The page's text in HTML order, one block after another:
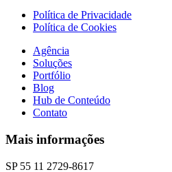
Política de Privacidade
Política de Cookies
Agência
Soluções
Portfólio
Blog
Hub de Conteúdo
Contato
Mais informações
SP 55 11 2729-8617